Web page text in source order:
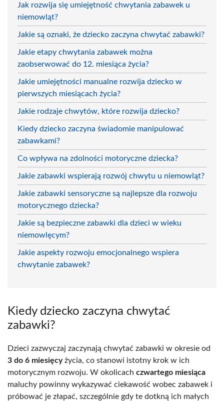
Jak rozwija się umiejętność chwytania zabawek u
niemowląt?
Jakie są oznaki, że dziecko zaczyna chwytać zabawki?
Jakie etapy chwytania zabawek można
zaobserwować do 12. miesiąca życia?
Jakie umiejętności manualne rozwija dziecko w
pierwszych miesiącach życia?
Jakie rodzaje chwytów, które rozwija dziecko?
Kiedy dziecko zaczyna świadomie manipulować
zabawkami?
Co wpływa na zdolności motoryczne dziecka?
Jakie zabawki wspierają rozwój chwytu u niemowląt?
Jakie zabawki sensoryczne są najlepsze dla rozwoju
motorycznego dziecka?
Jakie są bezpieczne zabawki dla dzieci w wieku
niemowlęcym?
Jakie aspekty rozwoju emocjonalnego wspiera
chwytanie zabawek?
Kiedy dziecko zaczyna chwytać
zabawki?
Dzieci zazwyczaj zaczynają chwytać zabawki w okresie od
3 do 6 miesięcyżycia, co stanowi istotny krok w ich
motorycznym rozwoju. W okolicach czwartego miesiąca
maluchy powinny wykazywać ciekawość wobec zabawek i
próbować je złapać, szczególnie gdy te dotkną ich małych